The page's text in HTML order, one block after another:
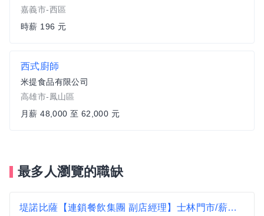
嘉義市-西區
時薪 196 元
西式廚師
米提食品有限公司
高雄市-鳳山區
月薪 48,000 至 62,000 元
最多人瀏覽的職缺
堤諾比薩【連鎖餐飲集團 副店經理】士林門市/薪資40K到46K/供員餐_供員餐